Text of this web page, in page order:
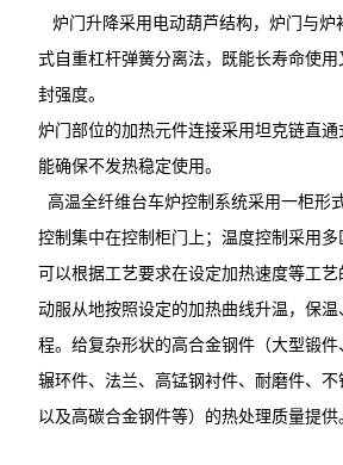
炉门升降采用电动葫芦结构，炉门与炉
式自重杠杆弹簧分离法，既能长寿命使
封强度。
炉门部位的加热元件连接采用坦克链直通
能确保不发热稳定使用。
高温全纤维台车炉控制系统采用一柜形
控制集中在控制柜门上；温度控制采用多
可以根据工艺要求在设定加热速度等工艺
动服从地按照设定的加热曲线升温，保
程。给复杂形状的高合金钢件（大型锻
辗环件、法兰、高锰钢衬件、耐磨件、
以及高碳合金钢件等）的热处理质量提供